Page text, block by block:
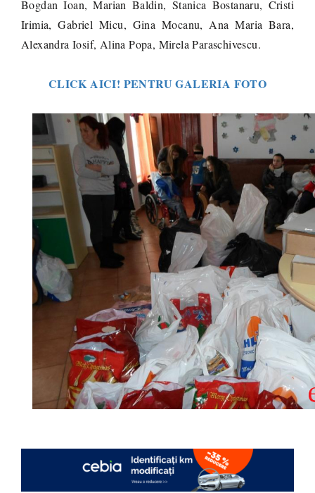
Bogdan Ioan, Marian Baldin, Stanica Bostanaru, Cristi
Irimia, Gabriel Micu, Gina Mocanu, Ana Maria Bara,
Alexandra Iosif, Alina Popa, Mirela Paraschivescu.
CLICK AICI! PENTRU GALERIA FOTO